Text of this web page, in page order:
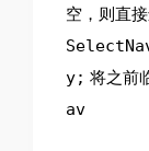
空，则直
y; 将之前
av